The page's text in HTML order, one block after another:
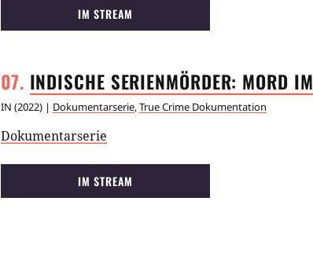
IM STREAM
INDISCHE SERIENMÖRDER: MORD IM
IN (2022) | Dokumentarserie,True Crime Dokumentation
Dokumentarserie
IM STREAM